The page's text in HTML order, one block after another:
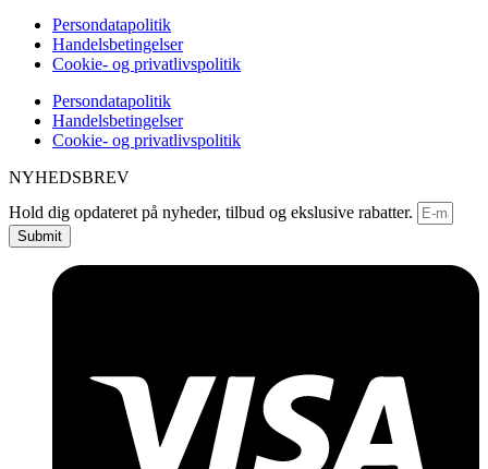
Persondatapolitik
Handelsbetingelser
Cookie- og privatlivspolitik
Persondatapolitik
Handelsbetingelser
Cookie- og privatlivspolitik
NYHEDSBREV
Hold dig opdateret på nyheder, tilbud og ekslusive rabatter.
Submit